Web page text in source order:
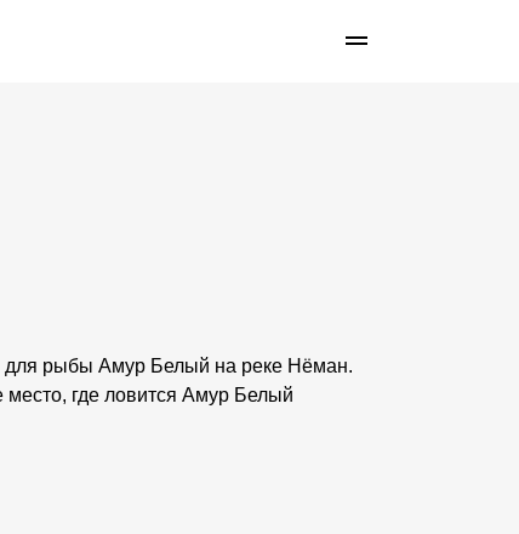
для рыбы Амур Белый на реке Нёман.
где ловится Амур Белый